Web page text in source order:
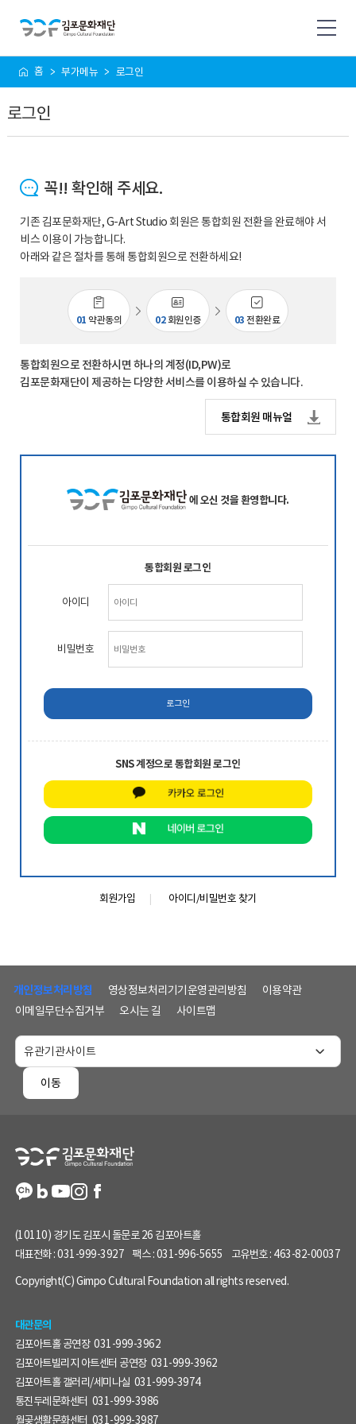
사
이
맵
홈 부가메뉴 로그인
로그인
꼭!! 확인해 주세요.
기존 김포문화재단, G-Art Studio 회원은 통합회원 전환을 완료해야 서
비스 이용이 가능합니다.
아래와 같은 절차를 통해 통합회원으로 전환하세요!
01 약관동의 02회원인증 03 전환완료
통합회원으로 전환하시면 하나의 계정(ID,PW)로
김포문화재단이 제공하는 다양한 서비스를 이용하실 수 있습니다.
통합회원 매뉴얼
에 오신 것을 환영합니다.
통합회원 로그인
아이디
비밀번호
SNS 계정으로 통합회원 로그인
회원가입 아이디/비밀번호 찾기
개인정보처리방침 영상정보처리기기운영관리방침
이용약관
이메일무단수집거부
오시는 길 사이트맵
이동
(10110) 경기도 김포시 돌문로 26 김포아트홀
대표전화 :031-999-3927 팩스 :031-996-5655 고유번호 : 463-82-00037
Copyright(C) Gimpo Cultural Foundation all rights reserved.
대관문의
김포아트홀 공연장 031-999-3962
김포아트빌리지 아트센터 공연장 031-999-3962
김포아트홀 갤러리/세미나실 031-999-3974
통진두레문화센터 031-999-3986
월곶생활문화센터 031-999-3987